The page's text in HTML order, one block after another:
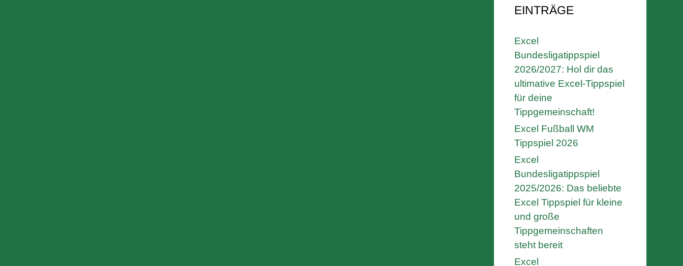
EINTRÄGE
Excel
Bundesligatippspiel
2026/2027: Hol dir das
ultimative Excel-Tippspiel
für deine
Tippgemeinschaft!
Excel Fußball WM
Tippspiel 2026
Excel
Bundesligatippspiel
2025/2026: Das beliebte
Excel Tippspiel für kleine
und große
Tippgemeinschaften
steht bereit
Excel